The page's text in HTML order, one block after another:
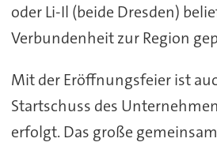
oder Li-Il (beide Dresden)
Verbundenheit zur Region
Mit der Eröffnungsfeier ist
Startschuss des
erfolgt. Das große